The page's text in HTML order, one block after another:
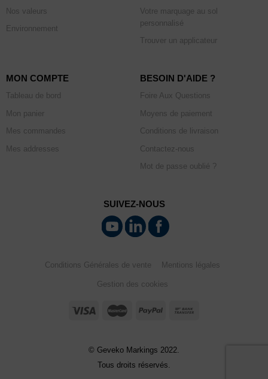
Nos valeurs
Environnement
Votre marquage au sol
personnalisé
Trouver un applicateur
MON COMPTE
Tableau de bord
Mon panier
Mes commandes
Mes addresses
BESOIN D'AIDE ?
Foire Aux Questions
Moyens de paiement
Conditions de livraison
Contactez-nous
Mot de passe oublié ?
SUIVEZ-NOUS
Conditions Générales de vente Mentions légales
Gestion des cookies
© Geveko Markings 2022.
Tous droits réservés.